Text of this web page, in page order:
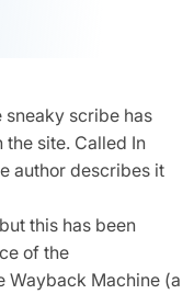
sneaky scribe has
site. Called In
author describes it
this has been
of the
Wayback Machine (a